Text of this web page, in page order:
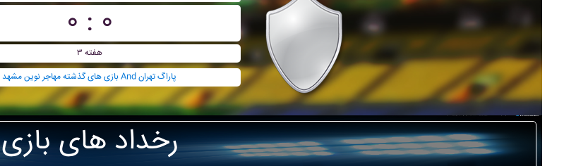
۰ : ۰
هفته ۳
بازی های گذشته مهاجر نوين مشهد And پاراگ تهران
رخداد های بازی